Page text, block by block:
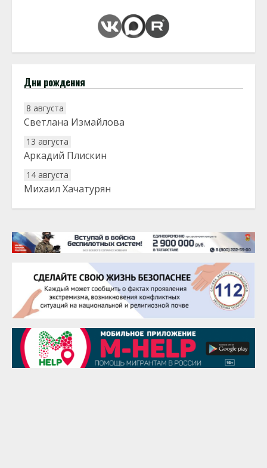
Дни рождения
8 августа
Светлана Измайлова
13 августа
Аркадий Плискин
14 августа
Михаил Хачатурян
20 августа
22 августа
Евгений Ефимов
25 августа
Сэсэгма Бубеева
28 августа
Чингиз Мустафаев
29 августа
Надежда Рослова